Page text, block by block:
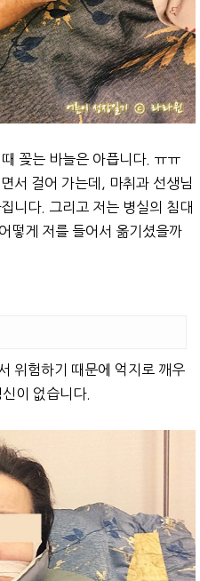
꽂는 바늘은 아픕니다. ㅠㅠ
서 걸어 가는데, 마취과 선생님
니다. 그리고 저는 병실의 침대
떻게 저를 들어서 옮기셨을까
위험하기 때문에 억지로 깨우
이 없습니다.